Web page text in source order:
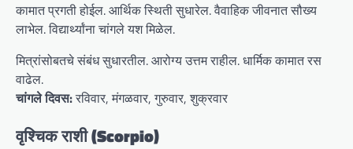
कामात प्रगती होईल. आर्थिक स्थिती सुधारेल. वैवाहिक जीवनात सौख्य
लाभेल. विद्यार्थ्यांना चांगले यश मिळेल.
मित्रांसोबतचे संबंध सुधारतील. आरोग्य उत्तम राहील. धार्मिक कामात रस
वाढेल.
चांगले दिवस:रविवार, मंगळवार, गुरुवार, शुक्रवार
वृश्चिक राशी (Scorpio)